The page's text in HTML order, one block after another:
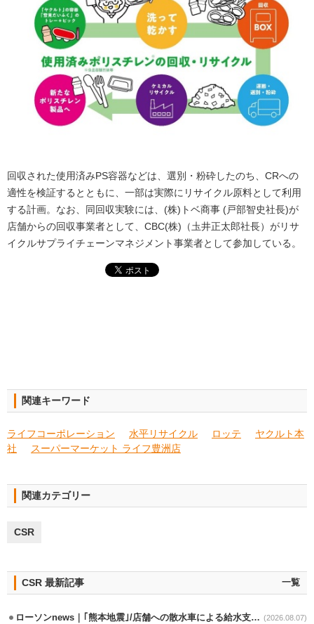
回収された使用済みPS容器などは、選別・粉砕したのち、CRへの
適性を検証するとともに、一部は実際にリサイクル原料として利用
する計画。なお、同回収実験には、(株)トベ商事 (戸部智史社長)が
店舗からの回収事業者として、CBC(株)（圡井正太郎社長）がリサ
イクルサプライチェーンマネジメント事業者として参加している。
関連キーワード
ライフコーポレーション 水平リサイクル ロッテ
ヤクルト本
社
スーパーマーケット ライフ豊洲店
関連カテゴリー
CSR
CSR 最新記事 一覧
ローソンnews｜｢熊本地震｣/店舗への散水車による給水支援を開始 (2026.08.07)